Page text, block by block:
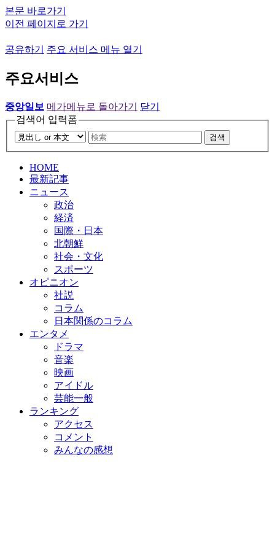
본문 바로가기
이전 페이지로 가기
공유하기 주요 서비스 메뉴 열기
주요서비스
중앙일보 메가메뉴로 돌아가기
닫기
검색어 입력폼
검색
HOME
最新記事
ニュース
政治
経済
国際・日本
北朝鮮
社会・文化
スポーツ
オピニオン
社説
コラム
日本関係のコラム
エンタメ
ドラマ
音楽
映画
アイドル
芸能一般
ランキング
アクセス
コメント
みんなの感想